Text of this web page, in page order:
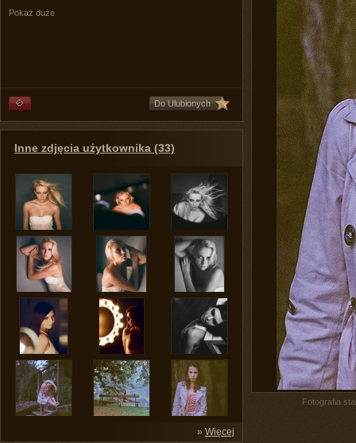
Pokaż duże
Do Ulubionych
Inne zdjęcia użytkownika (33)
» Więcej
Fotografia